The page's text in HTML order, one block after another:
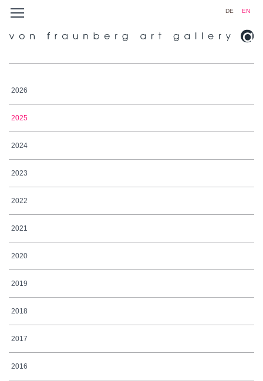
DE EN
2026
2025
2024
2023
2022
2021
2020
2019
2018
2017
2016